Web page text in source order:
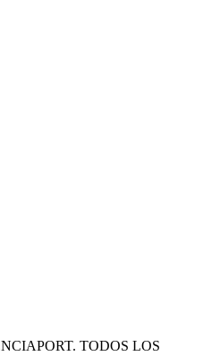
TODOS LOS